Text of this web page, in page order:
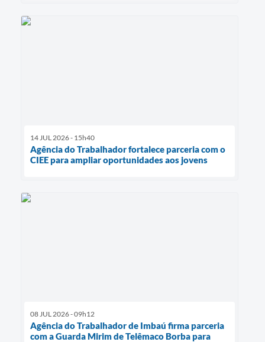
14 JUL 2026 - 15h40
Agência do Trabalhador fortalece parceria com o
CIEE para ampliar oportunidades aos jovens
08 JUL 2026 - 09h12
Agência do Trabalhador de Imbaú firma parceria
com a Guarda Mirim de Telêmaco Borba para